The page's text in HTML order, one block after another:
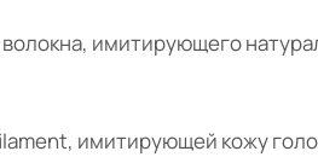
волокна, имитирующего
имитирующей кожу